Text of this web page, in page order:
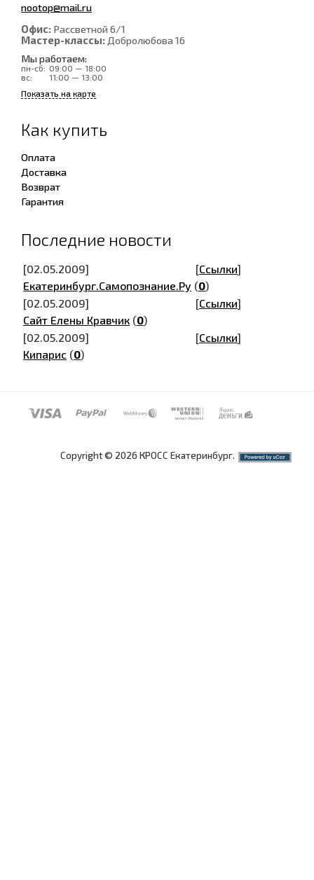
nootop@mail.ru
Офис: Рассветной 6/1
Мастер-классы: Добролюбова 16
Мы работаем:
пн-сб: 09:00 — 18:00
вс:
11:00 — 13:00
Показать на карте
Как купить
Оплата
Доставка
Возврат
Гарантия
Последние новости
[02.05.2009] [Ссылки]
Екатеринбург.Самопознание.Ру (0)
[02.05.2009]
[Ссылки]
Сайт Елены Кравчик (0)
[02.05.2009]
[Ссылки]
Кипарис (0)
Copyright © 2026 КРОСС Екатеринбург.